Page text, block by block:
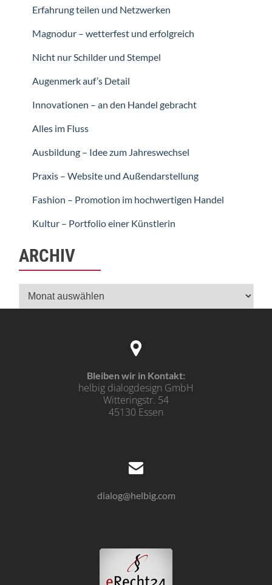
Erfahrung teilen und Netzwerken
Magnodur – wetterfest und erfolgreich
Nicht nur Schilder und Stempel
Augenmerk auf’s Detail
Innovationen – an den Handel gebracht
Alles im Fluss
Ausbildung – Idee zum Jahreswechsel
Praxis – Website und Außendarstellung
Fashion – Promotion im hochwertigen Handel
Kultur – Portfolio einer Künstlerin
ARCHIV
Archiv
Bleiben wir in Kontakt:
helbig dialogdesign GmbH
Witteringstr. 54
45130 Essen
dialog@helbig.com